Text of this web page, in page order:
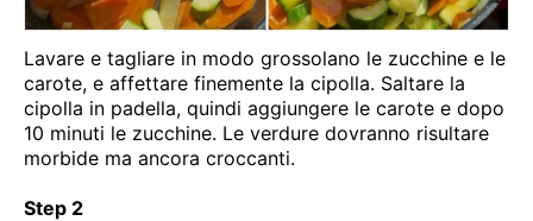
Lavare e tagliare in modo grossolano le zucchine e le
carote, e affettare finemente la cipolla. Saltare la
cipolla in padella, quindi aggiungere le carote e dopo
10 minuti le zucchine. Le verdure dovranno risultare
morbide ma ancora croccanti.
Step 2